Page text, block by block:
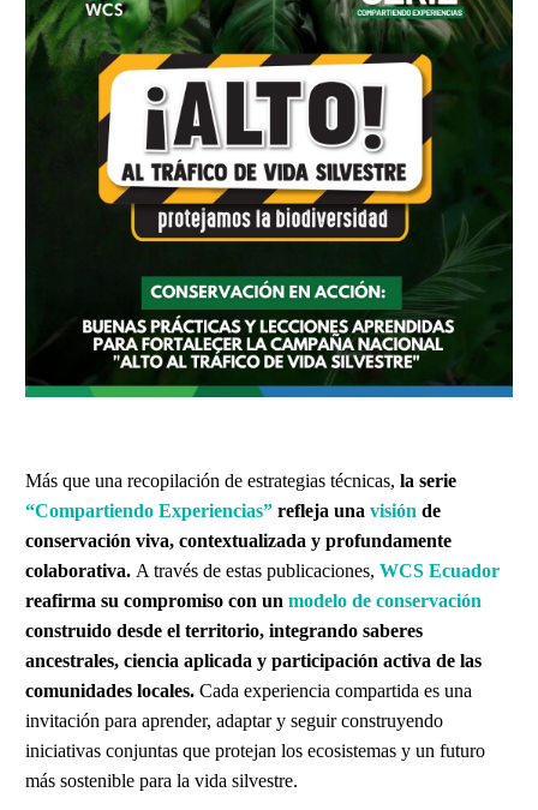
Más que una recopilación de estrategias técnicas, la serie
“Compartiendo Experiencias” refleja una visión de
conservación viva, contextualizada y profundamente
colaborativa. A través de estas publicaciones, WCS Ecuador
reafirma su compromiso con un modelo de conservación
construido desde el territorio, integrando saberes
ancestrales, ciencia aplicada y participación activa de las
comunidades locales. Cada experiencia compartida es una
invitación para aprender, adaptar y seguir construyendo
iniciativas conjuntas que protejan los ecosistemas y un futuro
más sostenible para la vida silvestre.